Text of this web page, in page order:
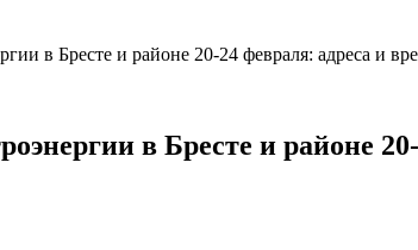
в Бресте и районе 20-24 февраля: адреса и
в Бресте и районе